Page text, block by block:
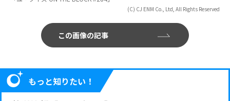
(C) CJ ENM Co., Ltd, All Rights Reserved
この画像の記事
もっと知りたい！